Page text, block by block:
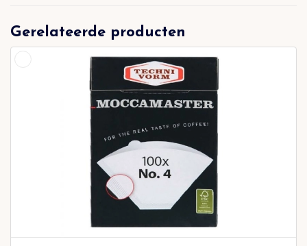
Gerelateerde producten